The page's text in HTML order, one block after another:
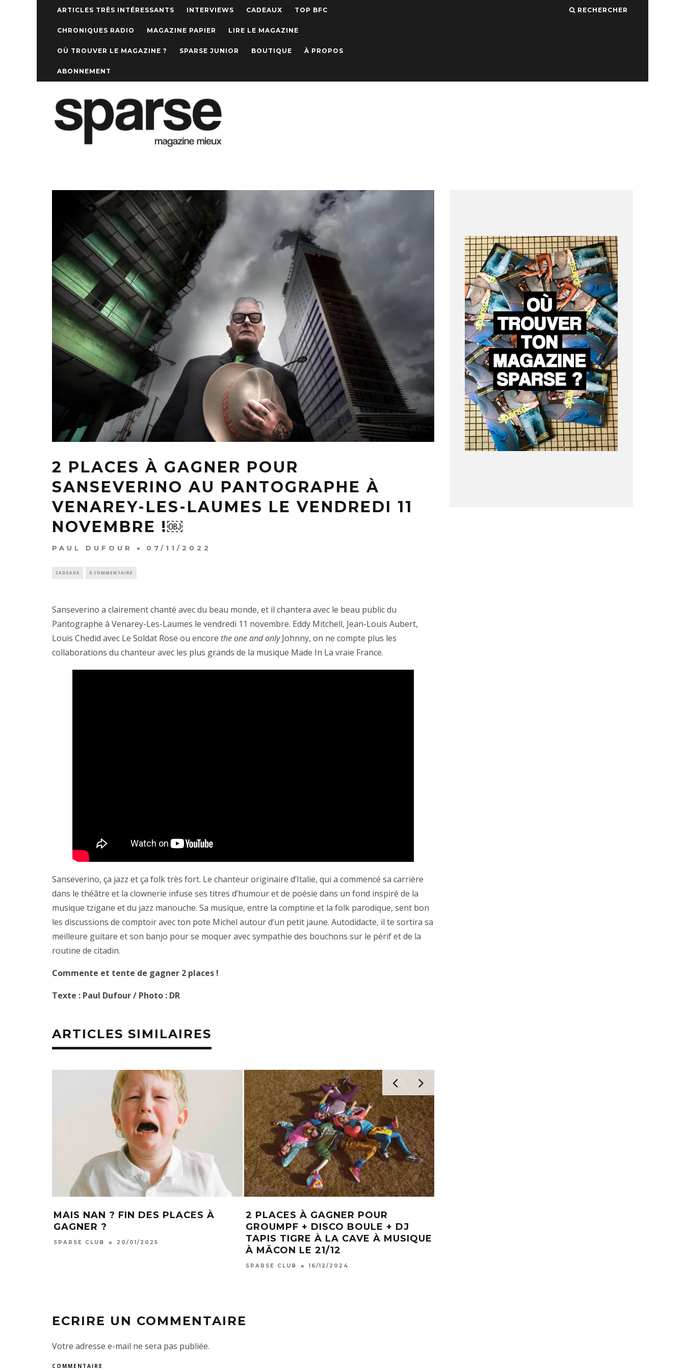
ARTICLES TRÈS INTÉRESSANTS INTERVIEWS CADEAUX TOP BFC
CHRONIQUES RADIO MAGAZINE PAPIER LIRE LE MAGAZINE
OÙ TROUVER LE MAGAZINE ? SPARSE JUNIOR BOUTIQUE À PROPOS
ABONNEMENT
RECHERCHER
2 PLACES À GAGNER POUR
SANSEVERINO AU PANTOGRAPHE À
VENAREY-LES-LAUMES LE VENDREDI 11
NOVEMBRE !￼
PAUL DUFOUR 07/11/2022
CADEAUX 0 COMMENTAIRE
Sanseverino a clairement chanté avec du beau monde, et il chantera avec le beau public du
Pantographe à Venarey-Les-Laumes le vendredi 11 novembre. Eddy Mitchell, Jean-Louis Aubert,
Louis Chedid avec Le Soldat Rose ou encore the one and onlyJohnny, on ne compte plus les
collaborations du chanteur avec les plus grands de la musique Made In La vraie France.
Sanseverino, ça jazz et ça folk très fort. Le chanteur originaire d’Italie, qui a commencé sa carrière
dans le théâtre et la clownerie infuse ses titres d’humour et de poésie dans un fond inspiré de la
musique tzigane et du jazz manouche. Sa musique, entre la comptine et la folk parodique, sent bon
les discussions de comptoir avec ton pote Michel autour d’un petit jaune. Autodidacte, il te sortira sa
meilleure guitare et son banjo pour se moquer avec sympathie des bouchons sur le périf et de la
routine de citadin.
Commente et tente de gagner 2 places !
Texte : Paul Dufour / Photo : DR
ARTICLES SIMILAIRES
MAIS NAN ? FIN DES PLACES À
GAGNER ?
SPARSE CLUB 20/01/2025
2 PLACES À GAGNER POUR
GROUMPF + DISCO BOULE + DJ
TAPIS TIGRE À LA CAVE À MUSIQUE
À MÂCON LE 21/12
SPARSE CLUB 16/12/2024
ECRIRE UN COMMENTAIRE
Votre adresse e-mail ne sera pas publiée.
COMMENTAIRE